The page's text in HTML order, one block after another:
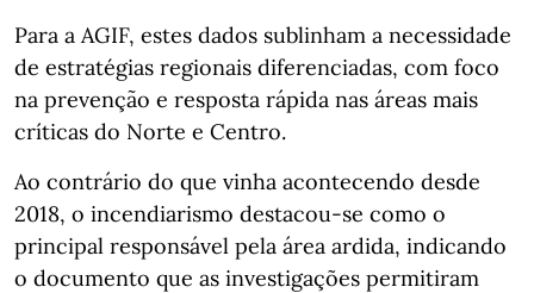
Para a AGIF, estes dados sublinham a necessidade
de estratégias regionais diferenciadas, com foco
na prevenção e resposta rápida nas áreas mais
críticas do Norte e Centro.
Ao contrário do que vinha acontecendo desde
2018, o incendiarismo destacou-se como o
principal responsável pela área ardida, indicando
o documento que as investigações permitiram